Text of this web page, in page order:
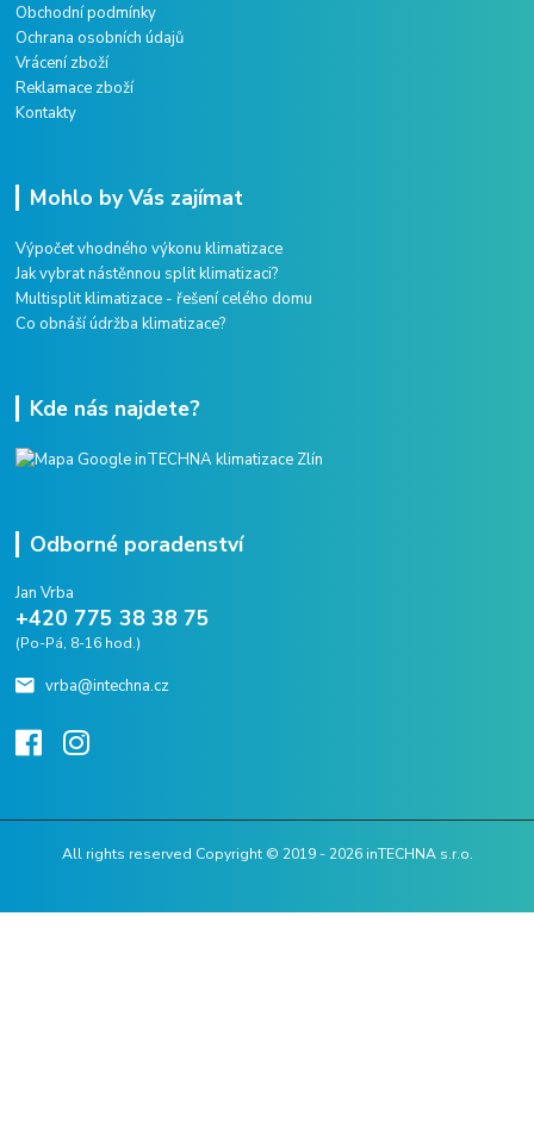
Obchodní podmínky
Ochrana osobních údajů
Vrácení zboží
Reklamace zboží
Kontakty
Mohlo by Vás zajímat
Výpočet vhodného výkonu klimatizace
Jak vybrat nástěnnou split klimatizaci?
Multisplit klimatizace - řešení celého domu
Co obnáší údržba klimatizace?
Kde nás najdete?
Odborné poradenství
Jan Vrba
+420 775 38 38 75
(Po-Pá, 8-16 hod.)
vrba@intechna.cz
All rights reserved Copyright © 2019 - 2026 inTECHNA s.r.o.